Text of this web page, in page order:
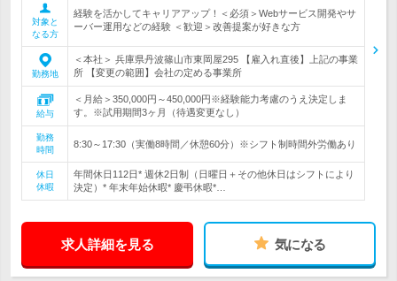
対象と
なる方
経験を活かしてキャリアアップ！＜必須＞Webサービス開発やサ
ーバー運用などの経験 ＜歓迎＞改善提案が好きな方
勤務地
＜本社＞ 兵庫県丹波篠山市東岡屋295 【雇入れ直後】上記の事業
所 【変更の範囲】会社の定める事業所
給与
＜月給＞350,000円～450,000円※経験能力考慮のうえ決定しま
す。※試用期間3ヶ月（待遇変更なし）
勤務
時間
8:30～17:30（実働8時間／休憩60分）※シフト制時間外労働あり
休日
休暇
年間休日112日* 週休2日制（日曜日＋その他休日はシフトにより
決定）* 年末年始休暇* 慶弔休暇*…
求人詳細を見る 気になる